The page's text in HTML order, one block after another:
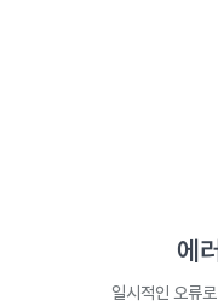
에
일시적인 오류